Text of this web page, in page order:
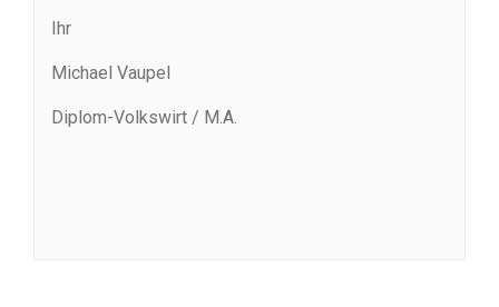
Ihr
Michael Vaupel
Diplom-Volkswirt / M.A.